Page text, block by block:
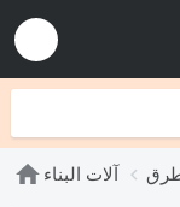
آلات البناء